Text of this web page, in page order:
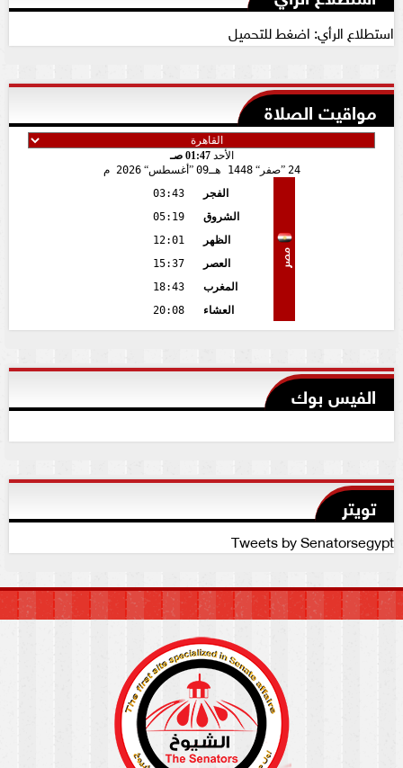
استطلاع الرأي: اضغط للتحميل
مواقيت الصلاة
الأحد01:47 صـ
24
صفر 1448 هـ 09 أغسطس 2026 م
مصر
الفجر
03:43
الشروق
05:19
الظهر
12:01
العصر
15:37
المغرب
18:43
العشاء
20:08
الفيس بوك
تويتر
Tweets by Senatorsegypt